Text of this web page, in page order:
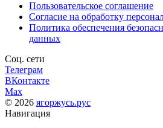
Пользовательское соглашение
Согласие на обработку
Политика обеспечения
данных
Соц. сети
Телеграм
ВКонтакте
Max
© 2026 ягоржусь.рус
Навигация